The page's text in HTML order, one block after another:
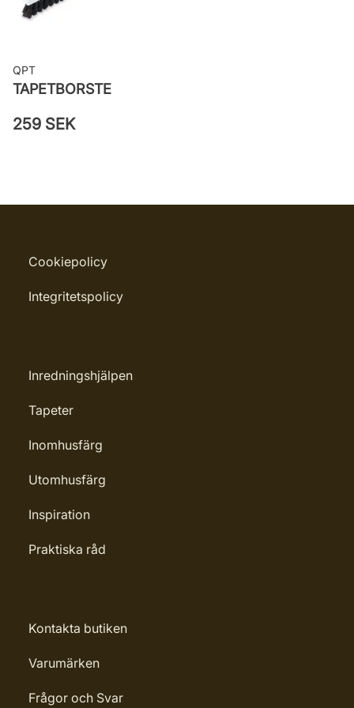
QPT
TAPETBORSTE
259 SEK
Cookiepolicy
Integritetspolicy
Inredningshjälpen
Tapeter
Inomhusfärg
Utomhusfärg
Inspiration
Praktiska råd
Kontakta butiken
Varumärken
Frågor och Svar